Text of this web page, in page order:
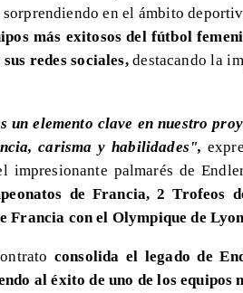
en el ámbito
más exitosos del fútbol
redes sociales,destacando la
un elemento clave en nuestro
carisma y habilidades",
impresionante palmarés de
de Francia, 2 Trofeos
Francia con el Olympique de
consolida el legado de
al éxito de uno de los